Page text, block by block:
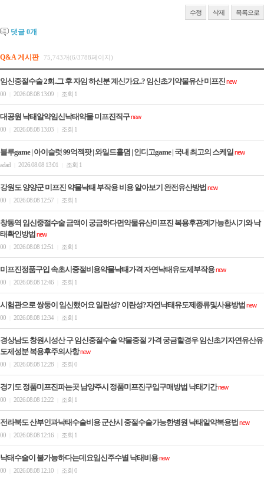
수정 삭제 목록으로
댓글 0개
Q&A 게시판 75,743개(6/3788페이지)
임신중절수술 2회..그 후 자임 하신분 계신가요..? 임신초기약물유산 미­프진 new
00
2026.08.08 13:09 조회 1
대공원 낙태알약임신낙­태약물 미­프진직구new
00
2026.08.08 13:03 조회 1
블루game | 아이슬럿 99억젝팟 | 와일드홀뎜 | 인디­고game | 국내 최고의 스케일 new
adad
2026.08.08 13:01 조회 1
강원도 양양군 미프진 약물낙태 부작용 비용 알아보기 완전유산방법 new
00
2026.08.08 12:57 조회 1
창동역 임신중절수술 금액이 궁금하다면약물유산미프진 복용후관계가능한시기와 낙
태확인방법 new
00
2026.08.08 12:51 조회 1
미프진정품구입 속초시중절비용약물낙태가격 자연낙태유도제부작용new
00
2026.08.08 12:46 조회 1
시험관으로 쌍둥이 임신했어요 일란성? 이란성?자연낙태유도제종류및사용방법 new
00
2026.08.08 12:34 조회 1
경상남도 창원시성산 구 임신중절수술 약물중절 가격 궁금할경우 임신초기자연유산유
도제성분 복용후주의사항new
00
2026.08.08 12:28 조회 0
경기도 정품미프진파는곳 남양주시 정품미프진구입구매방법 낙­태기간new
00
2026.08.08 12:22 조회 1
전라북도 산부인과낙태수술비용 군산시 중절수술가능한병원 낙­태알약복용법 new
00
2026.08.08 12:16 조회 1
낙태수술이 불가능하다는데요임신주수별 낙­태비용new
00
2026.08.08 12:10 조회 0